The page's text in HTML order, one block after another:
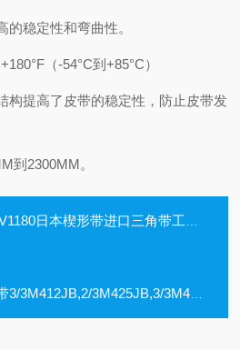
稳定性和弯曲性。
（-54°C到+85°C）
提高了皮带的稳定性，防止皮带发
2300MM。
日本楔形带进口三角带工业皮带
3M425JB,3/3M425JB,2/3M437JB,3/3M437JB